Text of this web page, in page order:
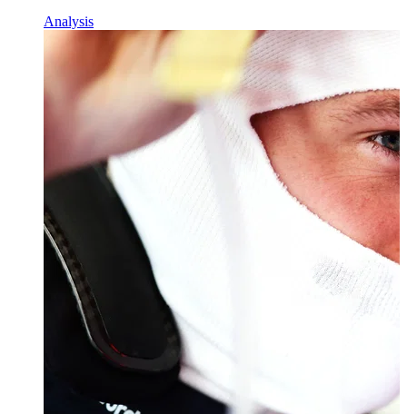
Analysis